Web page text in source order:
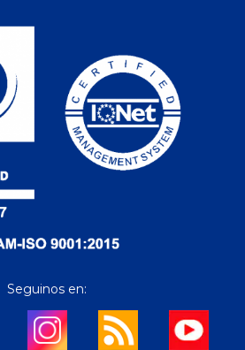
Seguinos en: